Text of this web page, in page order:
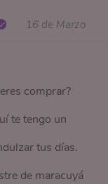
16 de Marzo
comprar?
te tengo un
tus días.
de maracuyá